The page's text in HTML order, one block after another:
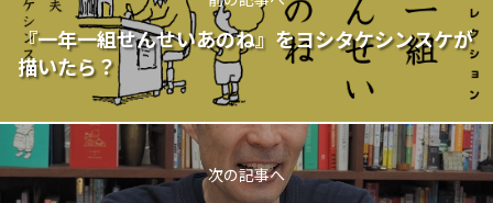
『一年一組せんせいあのね』をヨシタケシンスケが
描いたら？
次の記事へ